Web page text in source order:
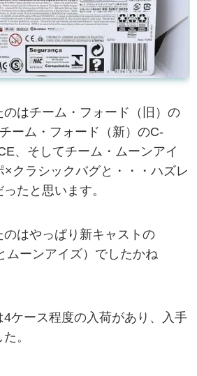
のはチーム・フォード（旧）の
ーム・フォード（新）のC-
、そしてチーム・ムーンアイ
×クラシックバグと・・・ハズレ
たと思います。
はやっぱり新キャストの
ムーンアイズ）でしたかね
ケース程度の入荷があり、入手
。